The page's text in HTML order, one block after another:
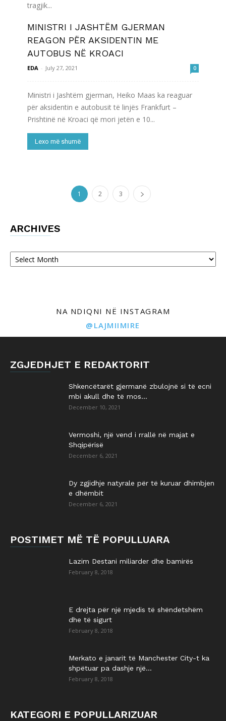
tragjik...
Lexo më shumë
MINISTRI I JASHTËM GJERMAN
REAGON PËR AKSIDENTIN ME
AUTOBUS NË KROACI
EDA - July 27, 2021 0
Ministri i Jashtëm gjerman, Heiko Maas ka reaguar
për aksidentin e autobusit të linjës Frankfurt –
Prishtinë në Kroaci që mori jetën e 10...
Lexo më shumë
1 2 3
ARCHIVES
Archives
NA NDIQNI NË INSTAGRAM
@LAJMIIMIRE
ZGJEDHJET E REDAKTORIT
Shkencëtarët gjermanë zbulojnë si të ecni
mbi akull dhe të mos...
December 10, 2021
Vermoshi, një vend i rrallë në majat e
Shqipërisë
December 6, 2021
Dy zgjidhje natyrale për të kuruar dhimbjen
e dhëmbit
December 6, 2021
POSTIMET MË TË POPULLUARA
Lazim Destani miliarder dhe bamirës
February 8, 2018
E drejta për një mjedis të shëndetshëm
dhe të sigurt
February 8, 2018
Merkato e janarit të Manchester City-t ka
shpëtuar pa dashje një...
February 8, 2018
KATEGORI E POPULLARIZUAR